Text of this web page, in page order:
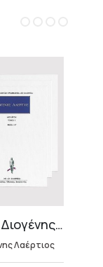
Σειρά Διογένης Λαέρτιος (4 τόμοι)
Λαέρτιος